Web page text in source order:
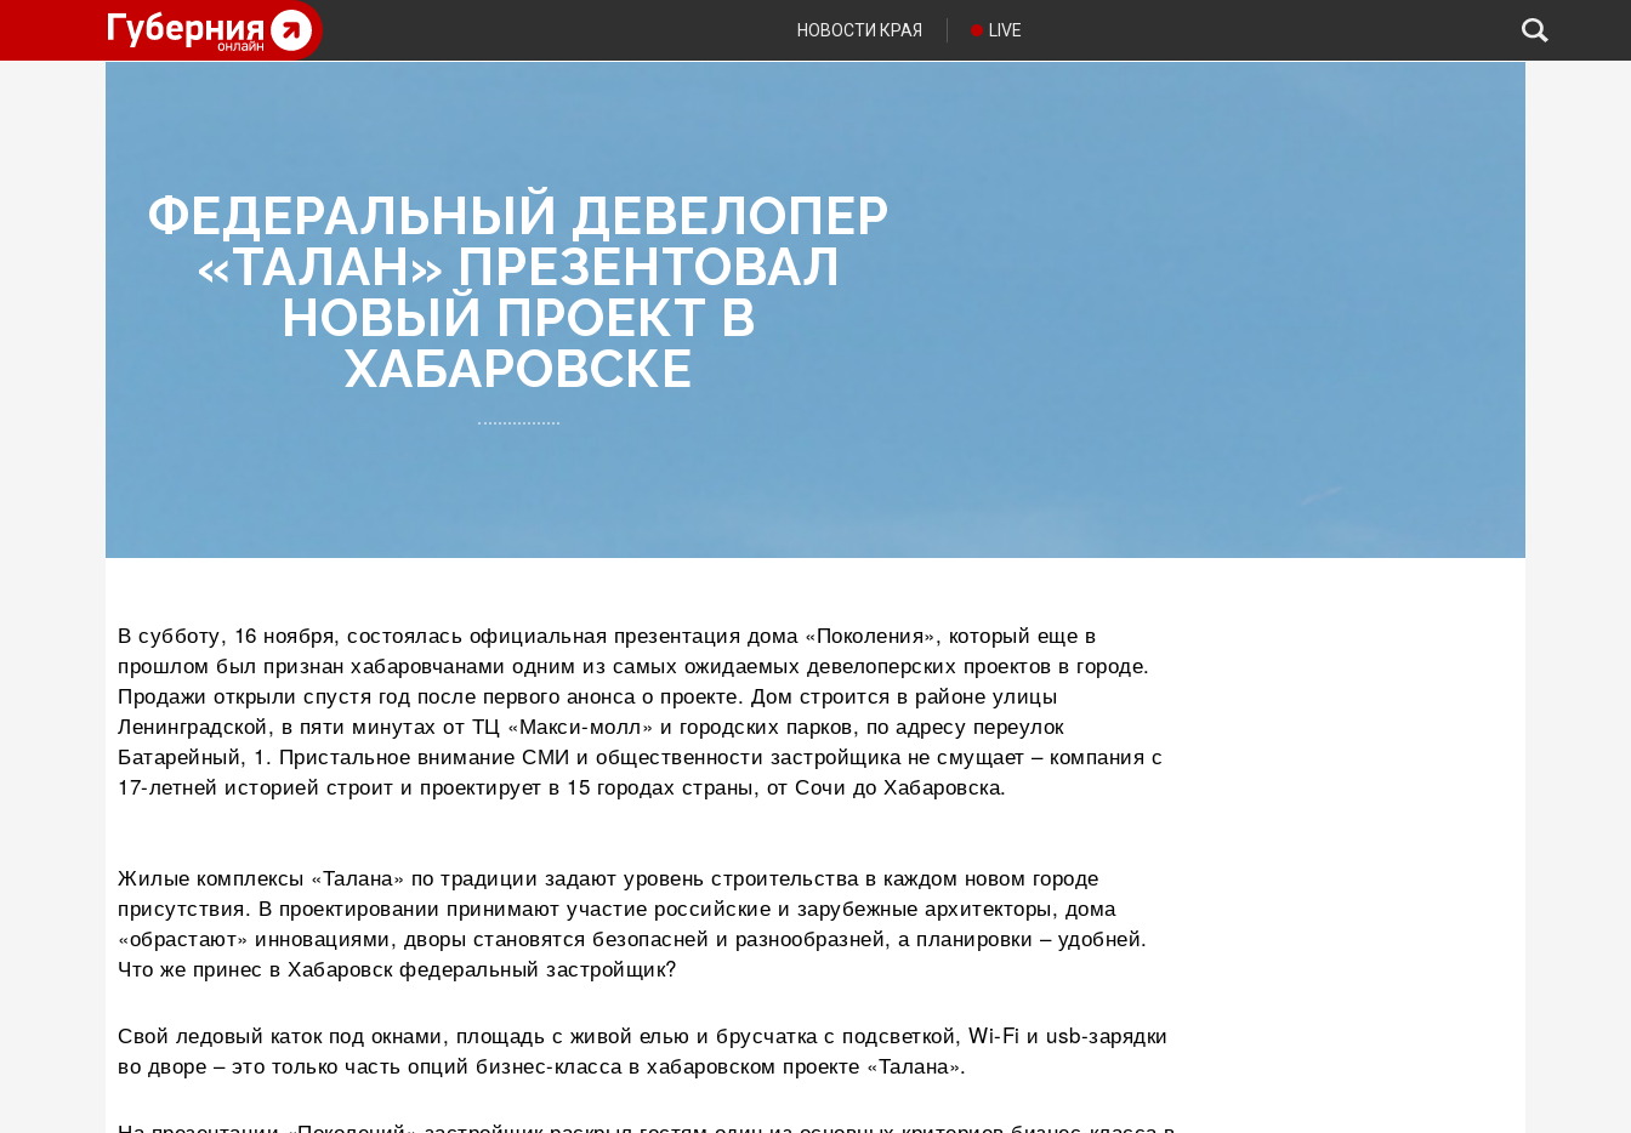
НОВОСТИ КРАЯ LIVE
ФЕДЕРАЛЬНЫЙ ДЕВЕЛОПЕР
«ТАЛАН» ПРЕЗЕНТОВАЛ
НОВЫЙ ПРОЕКТ В
ХАБАРОВСКЕ
В субботу, 16 ноября, состоялась официальная презентация дома «Поколения», который еще в
прошлом был признан хабаровчанами одним из самых ожидаемых девелоперских проектов в городе.
Продажи открыли спустя год после первого анонса о проекте. Дом строится в районе улицы
Ленинградской, в пяти минутах от ТЦ «Макси-молл» и городских парков, по адресу переулок
Батарейный, 1. Пристальное внимание СМИ и общественности застройщика не смущает – компания с
17-летней историей строит и проектирует в 15 городах страны, от Сочи до Хабаровска.
Жилые комплексы «Талана» по традиции задают уровень строительства в каждом новом городе
присутствия. В проектировании принимают участие российские и зарубежные архитекторы, дома
«обрастают» инновациями, дворы становятся безопасней и разнообразней, а планировки – удобней.
Что же принес в Хабаровск федеральный застройщик?
Свой ледовый каток под окнами, площадь с живой елью и брусчатка с подсветкой, Wi-Fi и usb-зарядки
во дворе – это только часть опций бизнес-класса в хабаровском проекте «Талана».